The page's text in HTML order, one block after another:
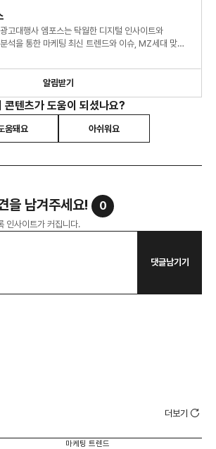
고대행사 엠포스는 탁월한 디지털 인사이트와
을 통한 마케팅 최신 트렌드와 이슈, MZ세대 맞춤
알림받기
콘텐츠가 도움이 되셨나요?
움돼요 아쉬워요
을 남겨주세요! 0
인사이트가 커집니다.
댓글남기기
더보기
마케팅 트렌드